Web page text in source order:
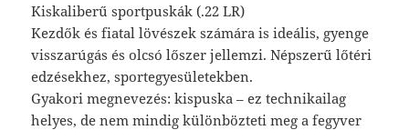
Kiskaliberű sportpuskák (.22 LR)
Kezdők és fiatal lövészek számára is ideális, gyenge
visszarúgás és olcsó lőszer jellemzi. Népszerű lőtéri
edzésekhez, sportegyesületekben.
Gyakori megnevezés: kispuska – ez technikailag
helyes, de nem mindig különbözteti meg a fegyver